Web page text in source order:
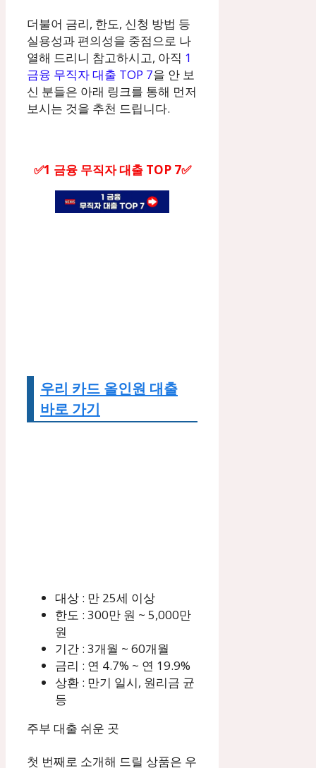
더불어 금리, 한도, 신청 방법 등
실용성과 편의성을 중점으로 나
열해 드리니 참고하시고, 아직 1
금융 무직자 대출 TOP 7을 안 보
신 분들은 아래 링크를 통해 먼저
보시는 것을 추천 드립니다.
✅1 금융 무직자 대출 TOP 7✅
우리 카드 올인원 대출
바로 가기
대상 : 만 25세 이상
한도 : 300만 원 ~ 5,000만
원
기간 : 3개월 ~ 60개월
금리 : 연 4.7% ~ 연 19.9%
상환 : 만기 일시, 원리금 균
등
주부 대출 쉬운 곳
첫 번째로 소개해 드릴 상품은 우